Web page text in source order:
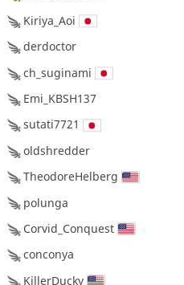
Kiriya_Aoi
derdoctor
ch_suginami
Emi_KBSH137
sutati7721
oldshredder
TheodoreHelberg
polunga
Corvid_Conquest
conconya
KillerDucky